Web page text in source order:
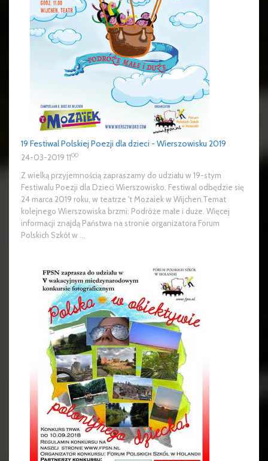
19 Festiwal Polskiej Poezji dla dzieci - Wierszowisku 2019
24-03-2019 1100
Z wielką przyjemnością zapraszamy do udziału w 19-stym
Festiwalu Poezji dla Dzieci Wierszowisko. Festiwal odbędzie się
24 marca 2019 roku, w teatrze 't Mozaiek w Wijchen.Temat
kolejnego Wierszowiska brzmi: Podróże małe i duże. Więcej
informacji znajdą Państwa na stronie organizatora Forum
Polskich Szkół w ...